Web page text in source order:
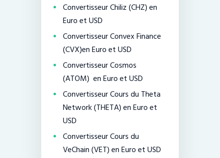
Convertisseur Chiliz (CHZ) en
Euro et USD
Convertisseur Convex Finance
(CVX)en Euro et USD
Convertisseur Cosmos
(ATOM) en Euro et USD
Convertisseur Cours du Theta
Network (THETA) en Euro et
USD
Convertisseur Cours du
VeChain (VET) en Euro et USD